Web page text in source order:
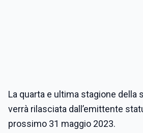
La quarta e ultima stagione della
verrà rilasciata dall’emittente
prossimo 31 maggio 2023.